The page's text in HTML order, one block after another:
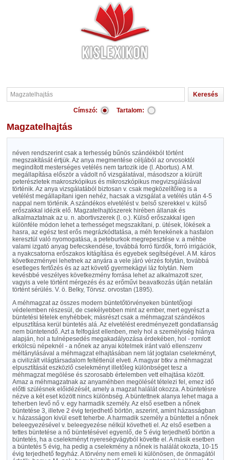
Címszó: Tartalom:
Magzatelhajtás
néven rendszerint csak a terhesség bűnös szándékból történt
megszakítását értjük. Az anya megmentése céljából az orvosoktól
megindított mesterséges vetélés nem tartozik ide (l. Abortus). A M.
megállapítása először a vádolt nő vizsgálatával, másodszor a kiürült
peterészletek makroszkópikus és mikroszkópikus megvizsgálásával
történik. Az anya vizsgálatából biztosan v. csak megközelítőleg is a
vetélést megállapítani igen nehéz, hacsak a vizsgálat a vetélés után 4-5
nappal nem történik. A szándékos elvetélést v. belső szerekkel v. külső
erőszakkal idézik elő. Magzatelhajtószerek hirében állanak és
alkalmaztatnak az u. n. abortivszerek (l. o.). Külső erőszakkal igen
különféle módon lehet a terhességet megszakítani, p. ütések, lökések a
hasra, az egész test erős megrázkódtatása, a méh fenekének a hasfalon
keresztül való nyomogatása, a peteburkok megrepesztése v. a méhbe
valami izgató anyag befecskendése, továbbá forró fürdők, forró irrigációk,
a nyakcsatorna erőszakos kitágítása és egyebek segítségével. A M. káros
következményei lehetnek az anyára a vele járó vérzés folytán, továbbá
esetleges fertőzés és az azt követő gyermekágyi láz folytán. Nem
kevésbbé veszélyes következmény forrása lehet az alkalmazott szer,
vagyis a vele történt mérgezés és az erőművi beavatkozás útján netalán
történt sérülés. V. ö. Belky, Törvsz. orvostan (1895).
A méhmagzat az összes modern büntetőtörvényeken büntetőjogi
védelemben részesül, de csekélyebben mint az ember, mert egyrészt a
büntetési tételek enyhébbek; másrészt csak a méhmagzat szándékos
elpusztítása kerül büntetés alá. Az elvetélést eredményezett gondatlanság
nem büntetendő. Azt a felfogást ellenben, mely hol a személyiség hiánya
alapján, hol a tulnépesedés megakadályozása érdekében, hol - romlott
erkölcsü népeknél - a nőnek az anyai kötelmek iránt való ellenszenv
méltánylásával a méhmagzat elhajtásában nem lát jogtalan cselekményt,
a civilizált világtársadalom feltétlenül elveti. A magyar btkv a méhmagzat
elpusztítását eszközlő cselekményt illetőleg különbséget tesz a
méhmagzat megölése és szorosabb értelemben vett elhajtása között.
Amaz a méhmagzatnak az anyaméhben megölését tételezi fel, emez idő
előtti szülésnek előidézését, amely a magzat halálát okozza. A büntetésre
nézve a két eset között nincs különbség. A büntettnek alanya lehet maga a
teherben levő nő v. egy harmadik személy. Az első esetben a nőnek
büntetése 3, illetve 2 évig terjedhető börtön, aszerint, amint házasságban
v. házasságon kivül esett teherbe. A harmadik személy a büntettel a nőnek
beleegyezésével v. beleegyezése nélkül követheti el. Az első esetben a
tettes büntetése a nő büntetésével egyenlő, de 5 évig terjedhető börtön a
büntetés, ha a cselekményt nyereségvágyból követte el. A másik esetben
a büntetés 5 évig, ha pedig a cselekmény a nőnek is halálát okozta, 10-15
évig terjedhető fegyház. A törvény nem emeli ki különösen, de önmagától